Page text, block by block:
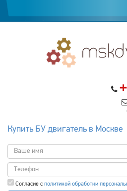
Купить БУ двигатель в Москве
Согласие с политикой обработки